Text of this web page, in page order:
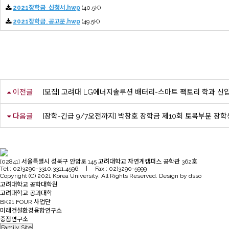
2021장학금_신청서.hwp (40.5K)
2021장학금_공고문.hwp (49.5K)
이전글 [모집] 고려대 LG에너지솔루션 배터리-스마트 팩토리 학과 신
다음글 [장학-긴급 9/7오전까지] 박창호 장학금 제10회 토목부분 장학
[02841] 서울특별시 성북구 안암로 145 고려대학교 자연계캠퍼스 공학관 362호
Tel : 02)3290-3310,3311,4596 | Fax : 02)3290-5999
Copyright (C) 2021 Korea University. All Rights Reserved. Design by dsso
고려대학교 공학대학원
고려대학교 공과대학
BK21 FOUR 사업단
미래건설환경융합연구소
중점연구소
Family Site